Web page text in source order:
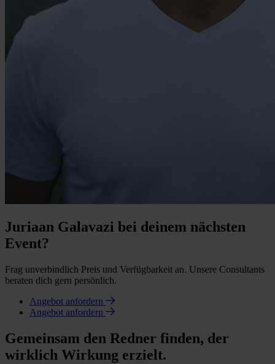
Juriaan Galavazi bei deinem nächsten
Event?
Frag unverbindlich Preis und Verfügbarkeit an. Unsere Consultants
beraten dich gern persönlich.
Angebot anfordern
Angebot anfordern
Gemeinsam den Redner finden, der
wirklich Wirkung erzielt.